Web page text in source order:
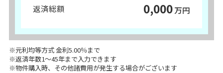
返済総額 0,000万円
※元利均等方式 金利5.00％まで
※返済年数1～45年まで入力できます
※物件購入時、その他諸費用が発生する場合がございます